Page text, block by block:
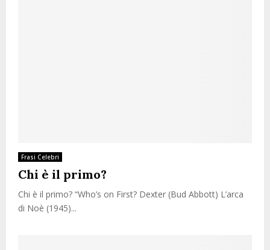
Frasi Celebri
Chi è il primo?
Chi è il primo? “Who’s on First? Dexter (Bud Abbott) L’arca
di Noè (1945)...